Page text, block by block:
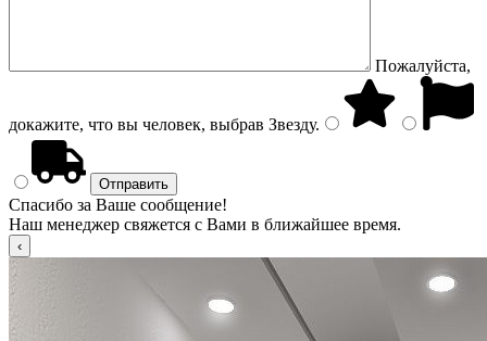
Пожалуйста,
докажите, что вы человек, выбрав Звезду.
Спасибо за Ваше сообщение!
Наш менеджер свяжется с Вами в ближайшее время.